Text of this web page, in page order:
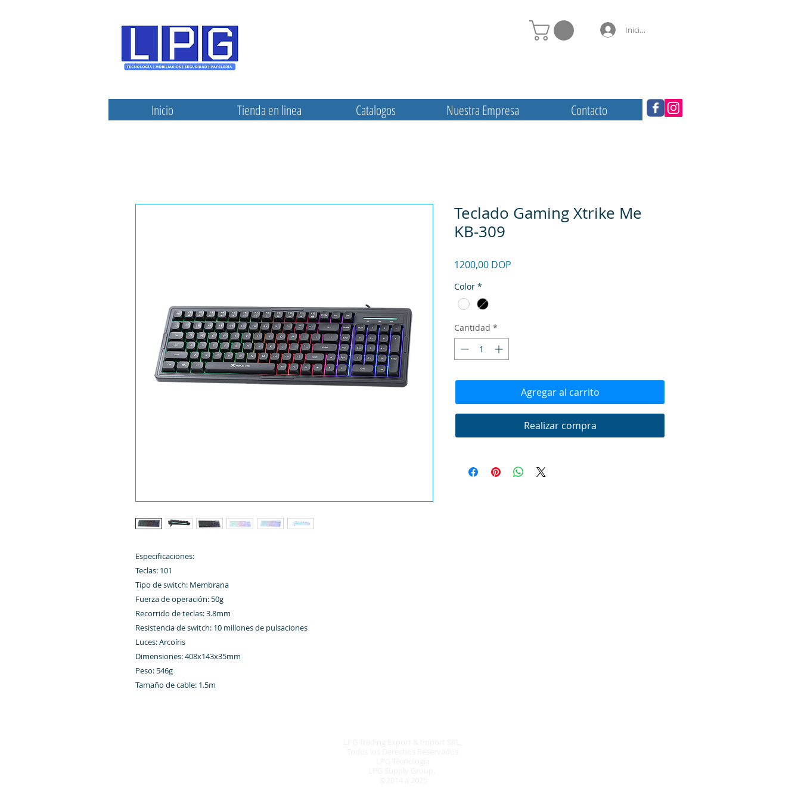
Iniciar sesión
Inicio Tienda en linea Catalogos Nuestra Empresa Contacto
Especificaciones:
Teclas: 101
Tipo de switch: Membrana
Fuerza de operación: 50g
Recorrido de teclas: 3.8mm
Resistencia de switch: 10 millones de pulsaciones
Luces: Arcoíris
Dimensiones: 408x143x35mm
Peso: 546g
Tamaño de cable: 1.5m
Teclado Gaming Xtrike Me
KB-309
1200,00 DOP
Color *
Cantidad *
Agregar al carrito
Realizar compra